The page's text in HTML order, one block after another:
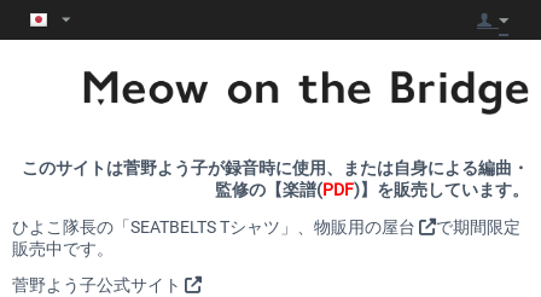
このサイトは菅野よう子が録音時に使用、または自身による編曲・
監修の【楽譜(PDF)】を販売しています。
ひよこ隊長の「SEATBELTS Tシャツ」、 物販用の屋台
で期間限定
販売中です。
菅野よう子公式サイト